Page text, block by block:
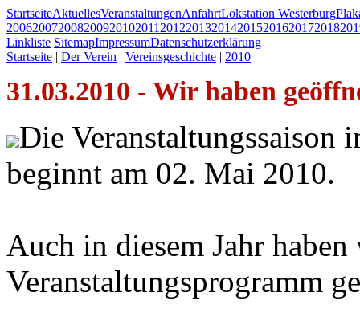
StartseiteAktuellesVeranstaltungenAnfahrtLokstation Westerburg
200620072008200920102011 2012201320142015201620172018
Linkliste SitemapImpressumDatenschutzerklärung
Startseite | Der Verein | Vereinsgeschichte | 2010
31.03.2010 - Wir haben
Die Veranstaltungssaison
beginnt am 02. Mai 2010.
Auch in diesem Jahr
Veranstaltungsprogramm